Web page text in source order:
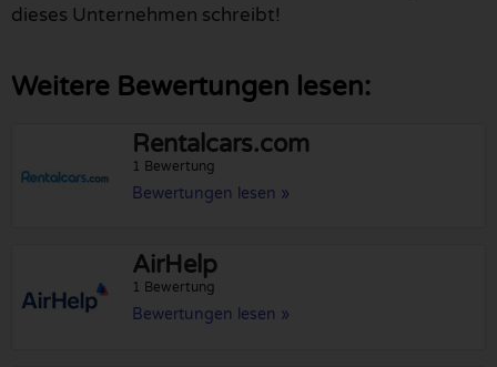
dieses Unternehmen schreibt!
Weitere Bewertungen lesen:
Rentalcars.com
1 Bewertung
Bewertungen lesen »
AirHelp
1 Bewertung
Bewertungen lesen »